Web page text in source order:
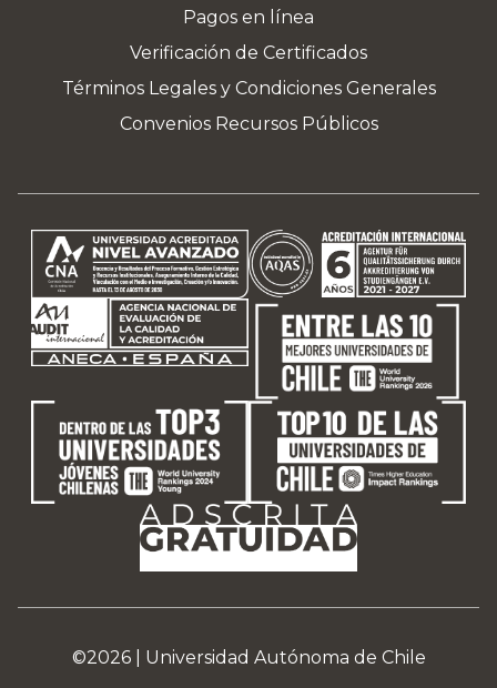
Pagos en línea
Verificación de Certificados
Términos Legales y Condiciones Generales
Convenios Recursos Públicos
©2026 | Universidad Autónoma de Chile